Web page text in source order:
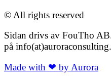
© All rights reserved
Sidan drivs av FouTho
på
Made with ❤ by Aurora